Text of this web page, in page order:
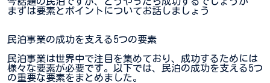
まずは要素とポイントについてお話しましょう
民泊事業の成功を支える5つの要素
民泊事業は世界中で注目を集めており、成功するためには
様々な要素が必要です。以下では、民泊の成功を支える5つ
の重要な要素をまとめました。